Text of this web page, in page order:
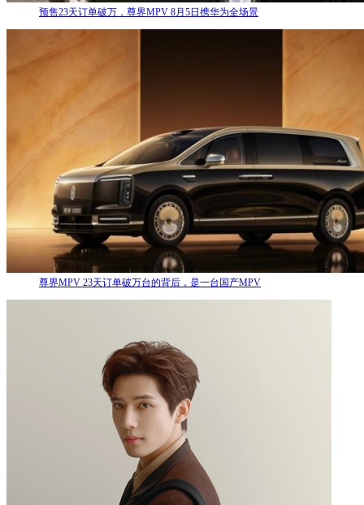
预售23天订单破万，尊界MPV 8月5日携华为全场景
尊界MPV 23天订单破万台的背后，是一台国产MPV